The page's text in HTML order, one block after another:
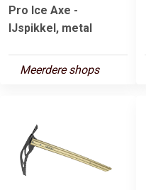
Pro Ice Axe -
IJspikkel, metal
Meerdere shops